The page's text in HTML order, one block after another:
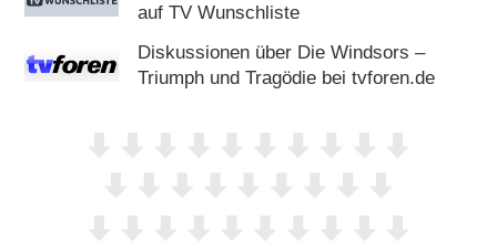
auf TV Wunschliste
Diskussionen über Die Windsors –
Triumph und Tragödie bei tvforen.de